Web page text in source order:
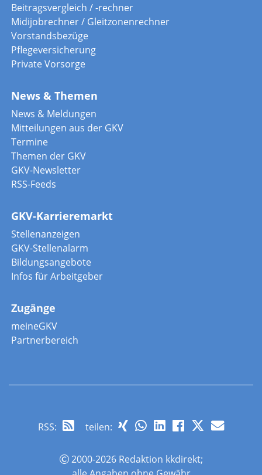
Beitragsvergleich / -rechner
Midijobrechner / Gleitzonenrechner
Vorstandsbezüge
Pflegeversicherung
Private Vorsorge
News & Themen
News & Meldungen
Mitteilungen aus der GKV
Termine
Themen der GKV
GKV-Newsletter
RSS-Feeds
GKV-Karrieremarkt
Stellenanzeigen
GKV-Stellenalarm
Bildungsangebote
Infos für Arbeitgeber
Zugänge
meineGKV
Partnerbereich
RSS: teilen:
2000-2026 Redaktion kkdirekt;